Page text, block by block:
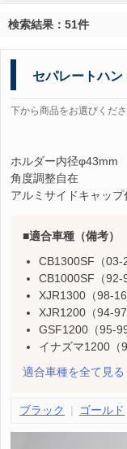
検索結果：51件
セパレートハン
下から商品をお選びくだ
ホルダー内径
角度調整自在
アルミサイドキャッ
適合車種（備考）
CB1300SF（03-
CB1000SF（92-
XJR1300（98-16
XJR1200（94-
GSF1200（95-
イナズマ1200（
適合車種を全て見る
ブラック ゴールド